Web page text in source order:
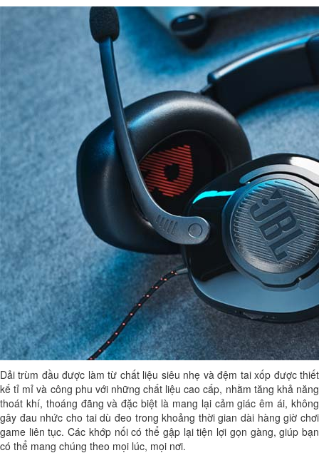
Dải trùm đầu được làm từ chất liệu siêu nhẹ và đệm tai xốp được thiết
kế tỉ mỉ và công phu với những chất liệu cao cấp, nhằm tăng khả năng
thoát khí, thoáng đãng và đặc biệt là mang lại cảm giác êm ái, không
gây đau nhức cho tai dù đeo trong khoảng thời gian dài hàng giờ chơi
game liên tục. Các khớp nối có thể gập lại tiện lợi gọn gàng, giúp bạn
có thể mang chúng theo mọi lúc, mọi nơi.